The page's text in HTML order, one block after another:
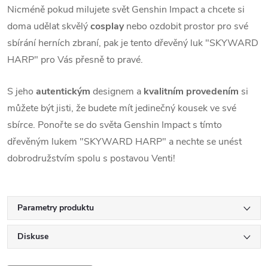
Nicméně pokud milujete svět Genshin Impact a chcete si
doma udělat skvělýcosplaynebo ozdobit prostor pro své
sbírání herních zbraní, pak je tento dřevěný luk "SKYWARD
HARP" pro Vás přesně to pravé.
S jeho autentickým designem a kvalitním provedením si
můžete být jisti, že budete mít jedinečný kousek ve své
sbírce. Ponořte se do světa Genshin Impact s tímto
dřevěným lukem "SKYWARD HARP" a nechte se unést
dobrodružstvím spolu s postavou Venti!
Parametry produktu
Diskuse